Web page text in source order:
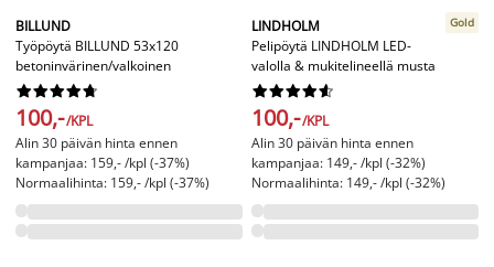
BILLUND
Työpöytä BILLUND 53x120
betoninvärinen/valkoinen






100,-/KPL
Alin 30 päivän hinta ennen
kampanjaa: 159,- /kpl (-37%)
Normaalihinta: 159,- /kpl (-37%)
LINDHOLM
Pelipöytä LINDHOLM LED-
valolla & mukitelineellä musta
Gold






100,-/KPL
Alin 30 päivän hinta ennen
kampanjaa: 149,- /kpl (-32%)
Normaalihinta: 149,- /kpl (-32%)